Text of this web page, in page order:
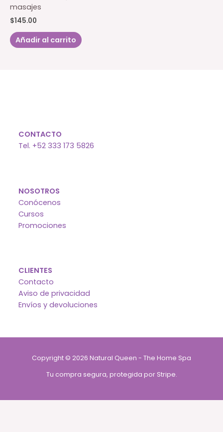
masajes
$145.00
Añadir al carrito
CONTACTO
Tel. +52 333 173 5826
NOSOTROS
Conócenos
Cursos
Promociones
CLIENTES
Contacto
Aviso de privacidad
Envíos y devoluciones
Copyright © 2026 Natural Queen - The Home Spa
Tu compra segura, protegida por Stripe.